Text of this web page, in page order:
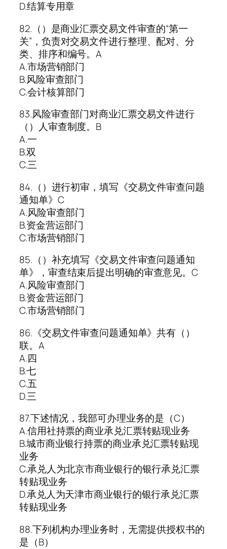
D.结算专用章
82.（）是商业汇票交易文件审查的“第一
关”，负责对交易文件进行整理、配对、分
类、排序和编号。A
A.市场营销部门
B.风险审查部门
C.会计核算部门
83.风险审查部门对商业汇票交易文件进行
（）人审查制度。B
A.一
B.双
C.三
84.（）进行初审，填写《交易文件审查问题
通知单》C
A.风险审查部门
B.资金营运部门
C.市场营销部门
85.（）补充填写《交易文件审查问题通知
单》，审查结束后提出明确的审查意见。C
A.风险审查部门
B.资金营运部门
C.市场营销部门
86.《交易文件审查问题通知单》共有（）
联。A
A.四
B.七
C.五
D.三
87.下述情况，我部可办理业务的是（C）
A.信用社持票的商业承兑汇票转贴现业务
B.城市商业银行持票的商业承兑汇票转贴现
业务
C.承兑人为北京市商业银行的银行承兑汇票
转贴现业务
D.承兑人为天津市商业银行的银行承兑汇票
转贴现业务
88.下列机构办理业务时，无需提供授权书的
是（B）